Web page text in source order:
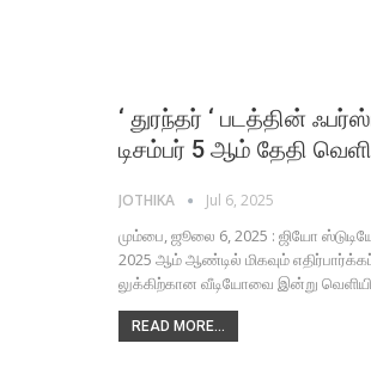
‘ துரந்தர் ‘ படத்தின்
டிசம்பர் 5 ஆம் தேதி
JOTHIKA Jul 6, 2025
மும்பை, ஜூலை 6, 2025 : ஜியோ
2025 ஆம் ஆண்டில் மிகவும்
லுக்கிற்கான வீடியோவை இன்று
READ MORE...